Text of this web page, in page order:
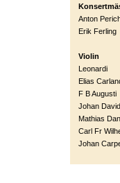
Anton
Erik Ferling
Violin
Leonardi
Elias
F B Augusti
Johan
Mathias
Carl Fr
Johan